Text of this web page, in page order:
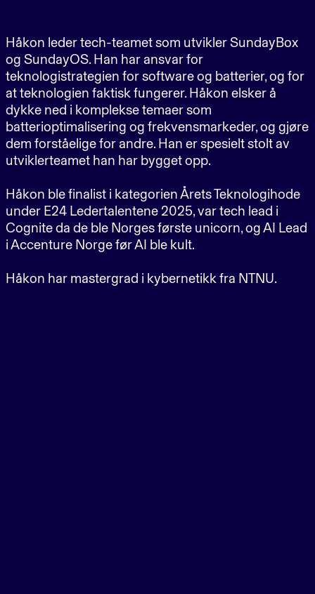
Håkon leder tech-teamet som utvikler SundayBox
og SundayOS. Han har ansvar for
teknologistrategien for software og batterier, og for
at teknologien faktisk fungerer. Håkon elsker å
dykke ned i komplekse temaer som
batterioptimalisering og frekvensmarkeder, og gjøre
dem forståelige for andre. Han er spesielt stolt av
utviklerteamet han har bygget opp.
Håkon ble finalist i kategorien Årets Teknologihode
under E24 Ledertalentene 2025, var tech lead i
Cognite da de ble Norges første unicorn, og AI Lead
i Accenture Norge før AI ble kult.
Håkon har mastergrad i kybernetikk fra NTNU.